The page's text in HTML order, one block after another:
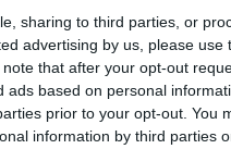
sharing to third parties, or
advertising by us, please use
that after your opt-out
ads based on personal
prior to your opt-out. You
information by third parties